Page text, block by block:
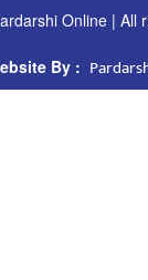
Online | All
By :